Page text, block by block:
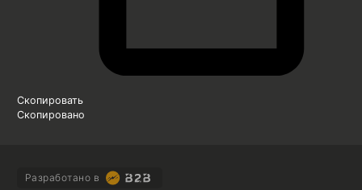
Скопировать
Скопировано
Разработано в